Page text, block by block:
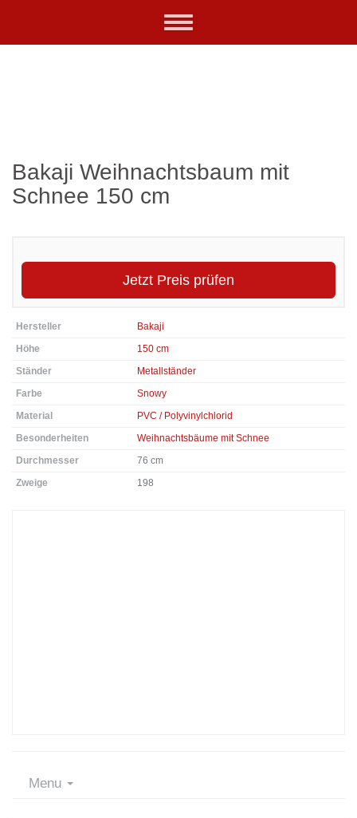
Toggle
Bakaji Weihnachtsbaum mit
Schnee 150 cm
Jetzt Preis prüfen
Hersteller
Bakaji
Höhe
150 cm
Ständer
Metallständer
Farbe
Snowy
Material
PVC / Polyvinylchlorid
Besonderheiten
Weihnachtsbäume mit Schnee
Durchmesser
76 cm
Zweige
198
Menu